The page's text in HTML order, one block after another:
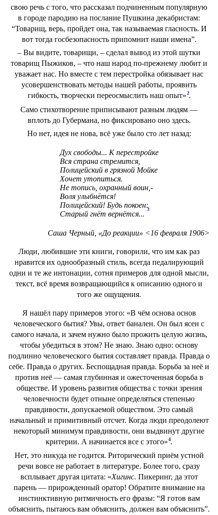
свою речь с того, что рассказал подчиненным популярную
в городе пародию на послание Пушкина декабристам:
“Товарищ, верь, пройдет она, так называемая гласность. И
вот тогда госбезопасность припомнит наши имена”.
– Вы видите, товарищи, – сделал вывод из этой шутки
товарищ Пыжиков, – что наш народ по-прежнему любит и
уважает нас. Но вместе с тем перестройка обязывает нас
усовершенствовать методы нашей работы, проявить
гибкость, творчески переосмыслить наш опыт»2.
Само стихотворение приписывают разным людям —
вплоть до Губермана, но фиксировано оно здесь.
Но нет, идея не нова, всё уже было сто лет назад:
Дух свободы... К перестройке
Вся страна стремится,
Полицейский в грязной Мойке
Хочет утопиться.
Не топись, охранный воин,-
Воля улыбнётся!
Полицейский! Будь покоен:
Старый гнёт вернётся...
3
Саша Черный, «До реакции» <16 февраля 1906>
Люди, любившие эти книги, говорили, что им как раз
нравится их однообразный стиль, всегда педалирующий
одни и те же интонации, сотня примеров для одной мысли,
текст, всё время возвращающийся к описанию одного и
того же ощущения.
Я нашёл пару примеров этого: «В чём основа основ
человеческого бытия? Увы, ответ банален. Он был ясен с
самого начала, и зачем нужно было прожить целую жизнь,
чтобы убедиться в этом? Не знаю. Знаю одно: основу
подлинно человеческого бытия составляет правда. Правда о
себе. Правда о других. Беспощадная правда. Борьба за неё и
против неё — самая глубинная и ожесточенная борьба в
обществе. И уровень развития общества с точки зрения
человечности будет отныне определяться степенью
правдивости, допускаемой обществом. Это самый
начальный и примитивный отсчет. Когда люди преодолеют
некоторый минимум правдивости, они выдвинут другие
критерии. А начинается все с этого» 4.
Нет, это никуда не годится. Риторический приём устной
речи вовсе не работает в литературе. Более того, сразу
всплывает другая цитата: «Хигинс. Пикеринг, да этот
парень — прирожденный оратор! Обратите внимание на
инстинктивную ритмичность его фразы: “Я готов вам
объяснить, пытаюсь вам объяснить, должен вам объяснить”.